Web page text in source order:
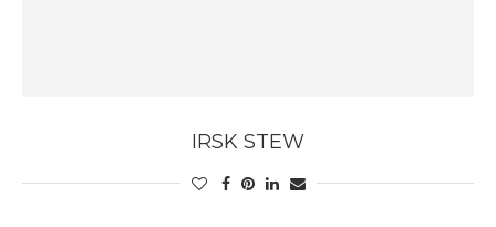
IRSK STEW